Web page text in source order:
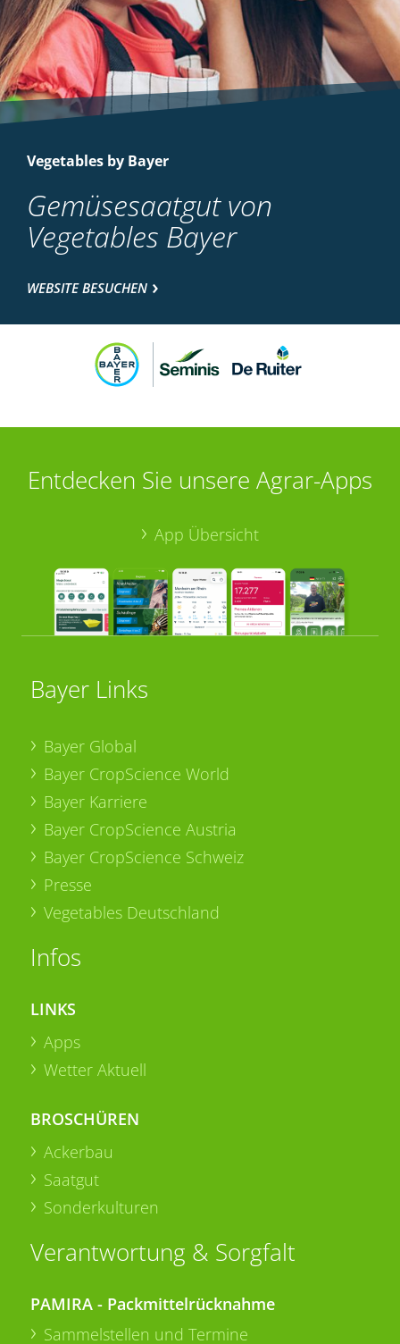
Vegetables by Bayer
Gemüsesaatgut von
Vegetables Bayer
WEBSITE BESUCHEN
Entdecken Sie unsere Agrar-Apps
App Übersicht
Bayer Links
Bayer Global
Bayer CropScience World
Bayer Karriere
Bayer CropScience Austria
Bayer CropScience Schweiz
Presse
Vegetables Deutschland
Infos
LINKS
Apps
Wetter Aktuell
BROSCHÜREN
Ackerbau
Saatgut
Sonderkulturen
Verantwortung & Sorgfalt
PAMIRA - Packmittelrücknahme
Sammelstellen und Termine